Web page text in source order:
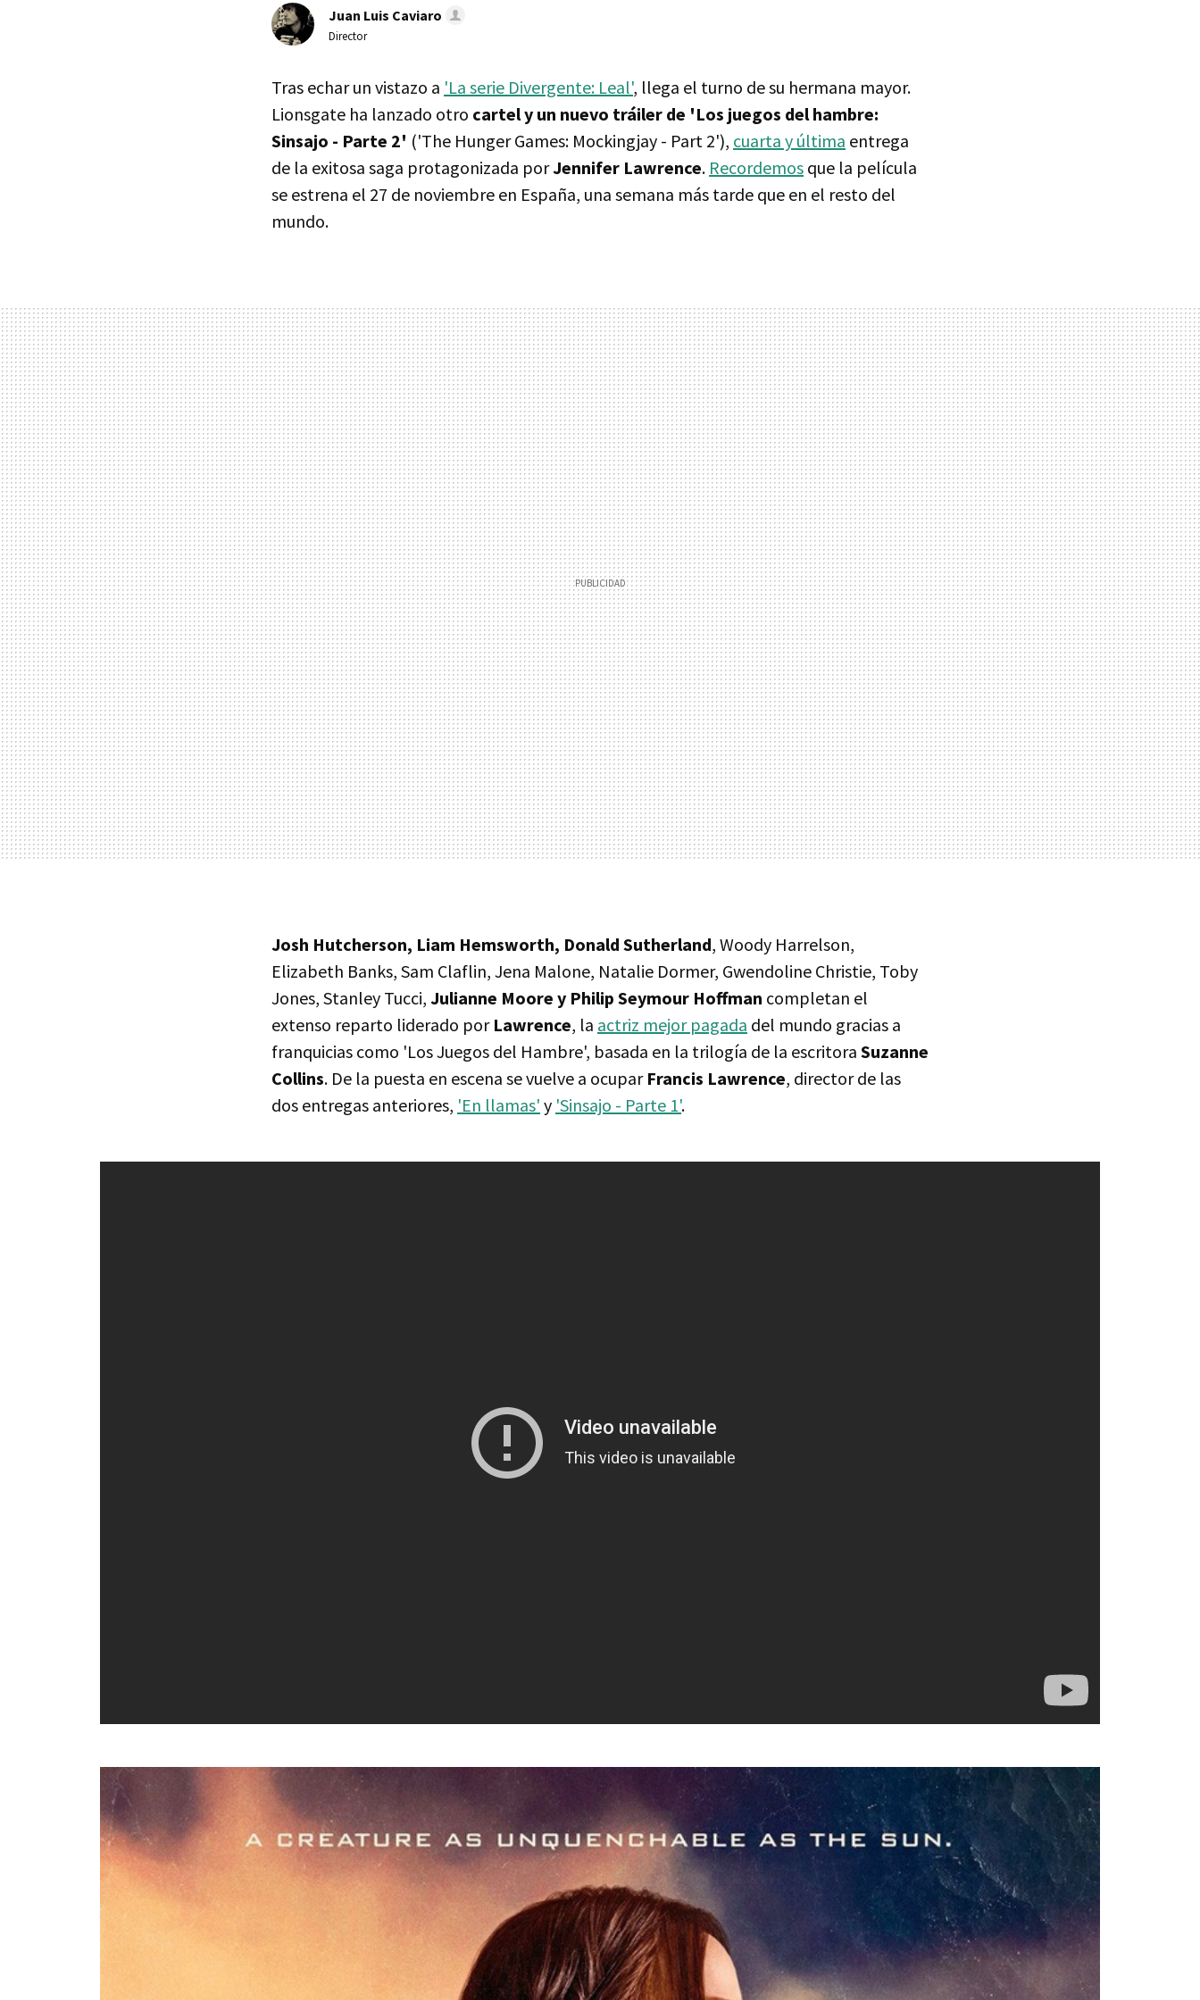
Juan Luis Caviaro
Director
Tras echar un vistazo a 'La serie Divergente: Leal', llega el turno de su hermana mayor.
Lionsgate ha lanzado otro cartel y un nuevo tráiler de 'Los juegos del hambre:
Sinsajo - Parte 2' ('The Hunger Games: Mockingjay - Part 2'), cuarta y última entrega
de la exitosa saga protagonizada porJennifer Lawrence. Recordemos que la película
se estrena el 27 de noviembre en España, una semana más tarde que en el resto del
mundo.
Josh Hutcherson, Liam Hemsworth, Donald Sutherland, Woody Harrelson,
Elizabeth Banks, Sam Claflin, Jena Malone, Natalie Dormer, Gwendoline Christie, Toby
Jones, Stanley Tucci, Julianne Moore y Philip Seymour Hoffman completan el
extenso reparto liderado por Lawrence, la actriz mejor pagada del mundo gracias a
franquicias como 'Los Juegos del Hambre', basada en la trilogía de la escritora Suzanne
Collins. De la puesta en escena se vuelve a ocupar Francis Lawrence, director de las
dos entregas anteriores, 'En llamas' y 'Sinsajo - Parte 1'.